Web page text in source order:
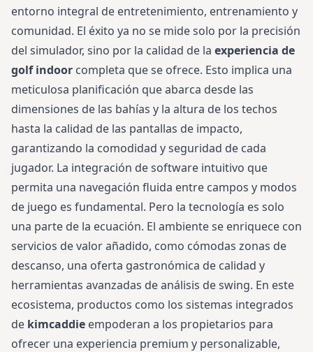
entorno integral de entretenimiento, entrenamiento y
comunidad. El éxito ya no se mide solo por la precisión
del simulador, sino por la calidad de la experiencia de
golf indoor completa que se ofrece. Esto implica una
meticulosa planificación que abarca desde las
dimensiones de las bahías y la altura de los techos
hasta la calidad de las pantallas de impacto,
garantizando la comodidad y seguridad de cada
jugador. La integración de software intuitivo que
permita una navegación fluida entre campos y modos
de juego es fundamental. Pero la tecnología es solo
una parte de la ecuación. El ambiente se enriquece con
servicios de valor añadido, como cómodas zonas de
descanso, una oferta gastronómica de calidad y
herramientas avanzadas de análisis de swing. En este
ecosistema, productos como los sistemas integrados
de kimcaddie empoderan a los propietarios para
ofrecer una experiencia premium y personalizable,